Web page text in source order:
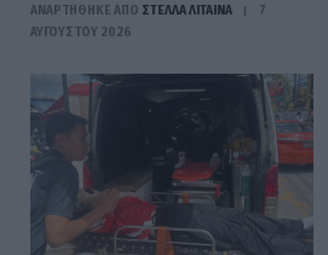
ΑΝΑΡΤΗΘΗΚΕ ΑΠΟ ΣΤΈΛΛΑ ΛΊΤΑΙΝΑ
7
ΑΥΓΟΎΣΤΟΥ 2026